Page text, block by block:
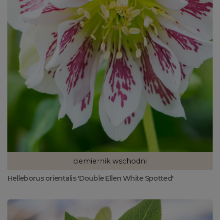
ciemiernik wschodni
Helleborus orientalis 'Double Ellen White Spotted'